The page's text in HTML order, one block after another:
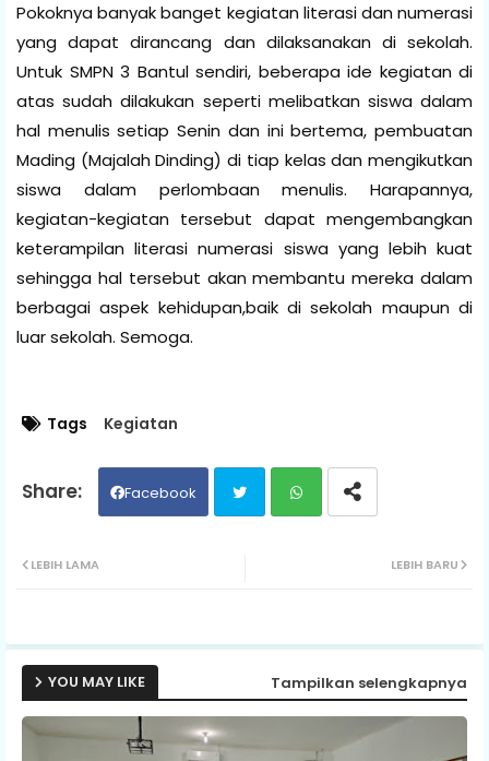
Pokoknya banyak banget kegiatan literasi dan numerasi
yang dapat dirancang dan dilaksanakan di sekolah.
Untuk SMPN 3 Bantul sendiri, beberapa ide kegiatan di
atas sudah dilakukan seperti melibatkan siswa dalam
hal menulis setiap Senin dan ini bertema, pembuatan
Mading (Majalah Dinding) di tiap kelas dan mengikutkan
siswa dalam perlombaan menulis. Harapannya,
kegiatan-kegiatan tersebut dapat mengembangkan
keterampilan literasi numerasi siswa yang lebih kuat
sehingga hal tersebut akan membantu mereka dalam
berbagai aspek kehidupan,baik di sekolah maupun di
luar sekolah. Semoga.
Tags Kegiatan
Facebook
ap
p
LEBIH BARU
LEBIH LAMA
YOU MAY LIKE Tampilkan selengkapnya